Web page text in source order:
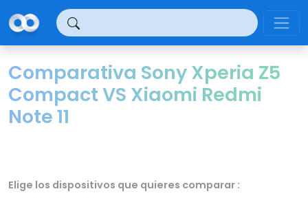
Comparativa Sony Xperia Z5
Compact VS Xiaomi Redmi
Note 11
Elige los dispositivos que quieres comparar :
Panel de gestión de cookies